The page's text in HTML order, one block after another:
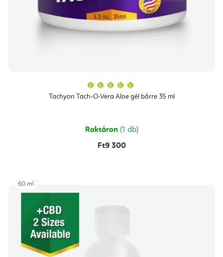
Tachyon Tach-O-Vera Aloe gél bőrre 35 ml
átlagos
értékelése
csillag.
Raktáron (1 db)
Ft9 300
60 ml